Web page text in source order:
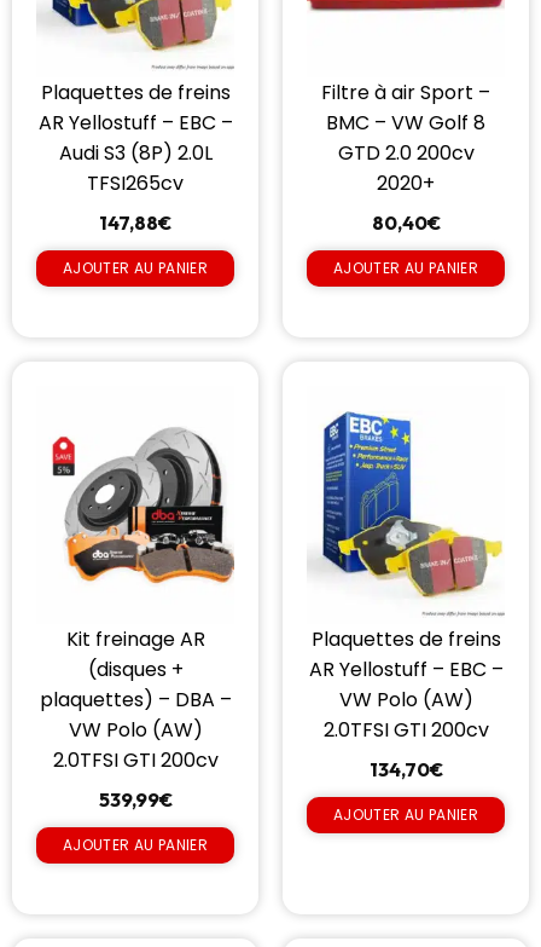
Plaquettes de freins
AR Yellostuff – EBC –
Audi S3 (8P) 2.0L
TFSI265cv
147,88€
AJOUTER AU PANIER
Filtre à air Sport –
BMC – VW Golf 8
GTD 2.0 200cv
2020+
80,40€
AJOUTER AU PANIER
Kit freinage AR
(disques +
plaquettes) – DBA –
VW Polo (AW)
2.0TFSI GTI 200cv
539,99€
AJOUTER AU PANIER
Plaquettes de freins
AR Yellostuff – EBC –
VW Polo (AW)
2.0TFSI GTI 200cv
134,70€
AJOUTER AU PANIER